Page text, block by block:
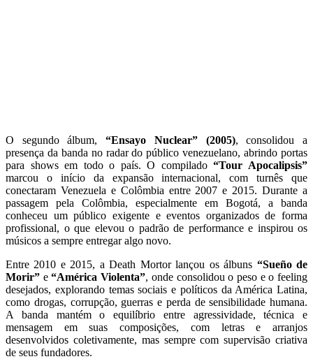
O segundo álbum,“Ensayo Nuclear” (2005), consolidou a
presença da banda no radar do público venezuelano, abrindo portas
para shows em todo o país. O compilado“Tour Apocalipsis”
marcou o início da expansão internacional, com turnês que
conectaram Venezuela e Colômbia entre 2007 e 2015. Durante a
passagem pela Colômbia, especialmente em Bogotá, a banda
conheceu um público exigente e eventos organizados de forma
profissional, o que elevou o padrão de performance e inspirou os
músicos a sempre entregar algo novo.
Entre 2010 e 2015, a Death Mortor lançou os álbuns “Sueño de
Morir” e“América Violenta”, onde consolidou o peso e o feeling
desejados, explorando temas sociais e políticos da América Latina,
como drogas, corrupção, guerras e perda de sensibilidade humana.
A banda mantém o equilíbrio entre agressividade, técnica e
mensagem em suas composições, com letras e arranjos
desenvolvidos coletivamente, mas sempre com supervisão criativa
de seus fundadores.